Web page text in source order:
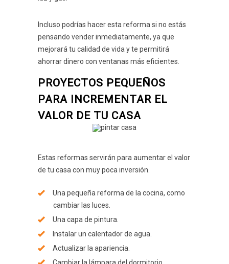
Incluso podrías hacer esta reforma si no estás
pensando vender inmediatamente, ya que
mejorará tu calidad de vida y te permitirá
ahorrar dinero con ventanas más eficientes.
PROYECTOS PEQUEÑOS
PARA INCREMENTAR EL
VALOR DE TU CASA
Estas reformas servirán para aumentar el valor
de tu casa con muy poca inversión.
Una pequeña reforma de la cocina, como
cambiar las luces.
Una capa de pintura.
Instalar un calentador de agua.
Actualizar la apariencia.